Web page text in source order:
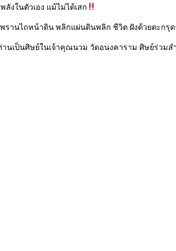
งในตัวเอง แม้ไม่ได้เสก
นไถหน้าดิน พลิกแผ่นดินพลิก ชีวิต ฝังด้วยตะกรุด
เป็นศิษย์ในเจ้าคุณนวม วัดอนงคาราม ศิษย์ร่วม